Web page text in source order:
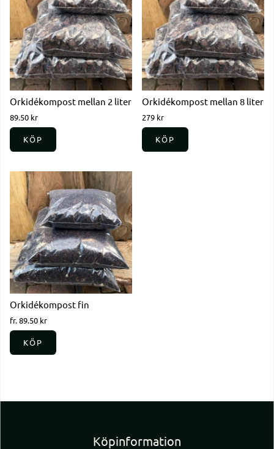
Orkidékompost mellan 2 liter
89.50 kr
KÖP
Orkidékompost mellan 8 liter
279 kr
KÖP
Orkidékompost fin
fr. 89.50 kr
KÖP
Köpinformation